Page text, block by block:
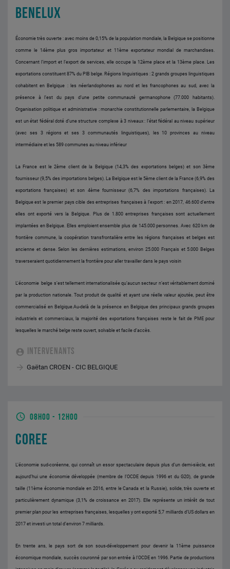
BENELUX
Économie très ouverte : avec moins de 0,15% de la population mondiale, la Belgique se positionne
comme le 14ème plus gros importateur et 11ème exportateur mondial de marchandises.
Concernant l’import et l’export de services, elle occupe la 12ème place et la 13ème place. Les
exportations constituent 87% du PIB belge. Régions linguistiques : 2 grands groupes linguistiques
cohabitent en Belgique : les néerlandophones au nord et les francophones au sud, avec la
présence à l’est du pays d’une petite communauté germanophone (77.000 habitants).
Organisation politique et administrative : monarchie constitutionnelle parlementaire, la Belgique
est un état fédéral doté d’une structure complexe à 3 niveaux : l’état fédéral au niveau supérieur
(avec ses 3 régions et ses 3 communautés linguistiques), les 10 provinces au niveau
intermédiaire et les 589 communes au niveau inférieur
La France est le 2ème client de la Belgique (14,3% des exportations belges) et son 3ème
fournisseur (9,5% des importations belges). La Belgique est le 5ème client de la France (6,9% des
exportations françaises) et son 4ème fournisseur (6,7% des importations françaises). L a
Belgique est le premier pays cible des entreprises françaises à l’export : en 2017, 46.600 d’entre
elles ont exporté vers la Belgique. Plus de 1.800 entreprises françaises sont actuellement
implantées en Belgique. Elles emploient ensemble plus de 145.000 personnes. Avec 620 km de
frontière commune, la coopération transfrontalière entre les régions françaises et belges est
ancienne et dense. Selon les dernières estimations, environ 25.000 Français et 5.000 Belges
traverseraient quotidiennement la frontière pour aller travailler dans le pays voisin
L'économie belge s’est tellement internationalisée qu’aucun secteur n’est véritablement dominé
par la production nationale. Tout produit de qualité et ayant une réelle valeur ajoutée, peut être
commercialisé en Belgique.Au-delà de la présence en Belgique des principaux grands groupes
industriels et commerciaux, la majorité des exportations françaises reste le fait de PME pour
lesquelles le marché belge reste ouvert, solvable et facile d’accès.
INTERVENANTS
Gaëtan CROEN - CIC BELGIQUE
08H00 - 12H00
COREE
L’économie sud-coréenne, qui connaît un essor spectaculaire depuis plus d’un demi-siècle, est
aujourd’hui une économie développée (membre de l’OCDE depuis 1996 et du G20), de grande
taille (11ème économie mondiale en 2016, entre le Canada et la Russie), solide, très ouverte et
particulièrement dynamique (3,1% de croissance en 2017). Elle représente un intérêt de tout
premier plan pour les entreprises françaises, lesquelles y ont exporté 5,7 milliards d’US dollars en
2017 et investi un total d’environ 7 milliards.
En trente ans, le pays sort de son sous-développement pour devenir la 11ème puissance
économique mondiale, succès couronné par son entrée à l’OCDE en 1996. Partie de productions